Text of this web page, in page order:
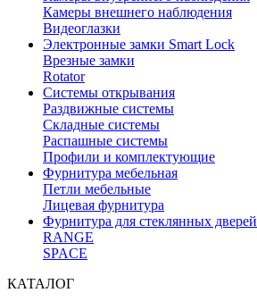
Камеры внешнего наблюдения
Видеоглазки
Электронные замки Smart Lock
Врезные замки
Rotator
Системы открывания
Раздвижные системы
Складные системы
Распашные системы
Профили и комплектующие
Фурнитура мебельная
Петли мебельные
Лицевая фурнитура
Фурнитура для стеклянных дверей
RANGE
SPACE
КАТАЛОГ